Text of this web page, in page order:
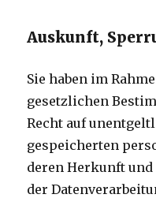
Auskunft,
Sie haben im
gesetzlichen
Recht auf
gespeicherten
deren Herkunft und
der